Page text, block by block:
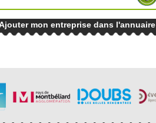
mon entreprise dans l'annuaire